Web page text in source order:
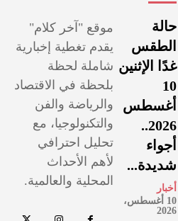
حالة
الطقس
غدًا الإثنين
10
أغسطس
2026..
أجواء
شديدة...
أخبار
10 أغسطس،
2026
موقع "آخر كلام"
يقدم تغطية إخبارية
شاملة لحظة
بلحظة في الاقتصاد
والرياضة والفن
والتكنولوجيا، مع
تحليل احترافي
لأهم الأحداث
المحلية والعالمية.